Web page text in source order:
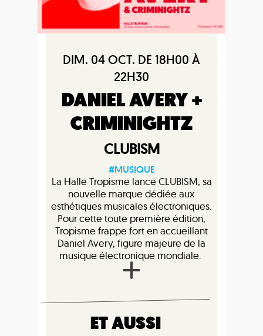
DIM. 04 OCT. DE 18H00 À
22H30
DANIEL AVERY +
CRIMINIGHTZ
CLUBISM
#MUSIQUE
La Halle Tropisme lance CLUBISM, sa
nouvelle marque dédiée aux
esthétiques musicales électroniques.
Pour cette toute première édition,
Tropisme frappe fort en accueillant
Daniel Avery, figure majeure de la
musique électronique mondiale.
ET AUSSI